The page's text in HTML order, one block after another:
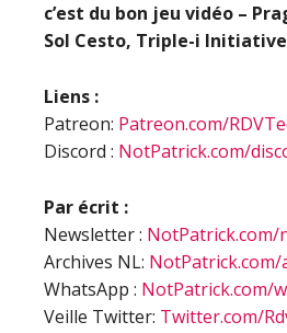
c’est du bon jeu vidéo –
Sol Cesto, Triple-i
Liens :
Patreon: Patreon.com/
Discord : NotPatrick.com/
Par écrit :
Newsletter : NotPatrick.com/
Archives NL: NotPatrick.com/
WhatsApp : NotPatrick.com/
Veille Twitter: Twitter.com/